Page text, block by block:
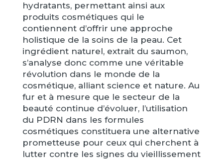
hydratants, permettant ainsi aux
produits cosmétiques qui le
contiennent d’offrir une approche
holistique de la soins de la peau. Cet
ingrédient naturel, extrait du saumon,
s’analyse donc comme une véritable
révolution dans le monde de la
cosmétique, alliant science et nature. Au
fur et à mesure que le secteur de la
beauté continue d’évoluer, l’utilisation
du PDRN dans les formules
cosmétiques constituera une alternative
prometteuse pour ceux qui cherchent à
lutter contre les signes du vieillissement